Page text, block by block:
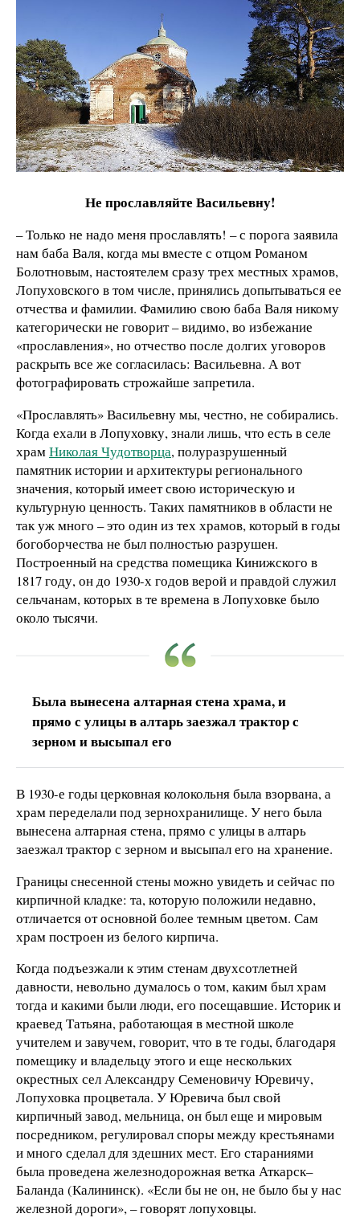
Не прославляйте Васильевну!
– Только не надо меня прославлять! – с порога заявила
нам баба Валя, когда мы вместе с отцом Романом
Болотновым, настоятелем сразу трех местных храмов,
Лопуховского в том числе, принялись допытываться ее
отчества и фамилии. Фамилию свою баба Валя никому
категорически не говорит – видимо, во избежание
«прославления», но отчество после долгих уговоров
раскрыть все же согласилась: Васильевна. А вот
фотографировать строжайше запретила.
«Прославлять» Васильевну мы, честно, не собирались.
Когда ехали в Лопуховку, знали лишь, что есть в селе
храмНиколая Чудотворца, полуразрушенный
памятник истории и архитектуры регионального
значения, который имеет свою историческую и
культурную ценность. Таких памятников в области не
так уж много – это один из тех храмов, который в годы
богоборчества не был полностью разрушен.
Построенный на средства помещика Кинижского в
1817 году, он до 1930-х годов верой и правдой служил
сельчанам, которых в те времена в Лопуховке было
около тысячи.
Была вынесена алтарная стена храма, и
прямо с улицы в алтарь заезжал трактор с
зерном и высыпал его
В 1930-е годы церковная колокольня была взорвана, а
храм переделали под зернохранилище. У него была
вынесена алтарная стена, прямо с улицы в алтарь
заезжал трактор с зерном и высыпал его на хранение.
Границы снесенной стены можно увидеть и сейчас по
кирпичной кладке: та, которую положили недавно,
отличается от основной более темным цветом. Сам
храм построен из белого кирпича.
Когда подъезжали к этим стенам двухсотлетней
давности, невольно думалось о том, каким был храм
тогда и какими были люди, его посещавшие. Историк и
краевед Татьяна, работающая в местной школе
учителем и завучем, говорит, что в те годы, благодаря
помещику и владельцу этого и еще нескольких
окрестных сел Александру Семеновичу Юревичу,
Лопуховка процветала. У Юревича был свой
кирпичный завод, мельница, он был еще и мировым
посредником, регулировал споры между крестьянами
и много сделал для здешних мест. Его стараниями
была проведена железнодорожная ветка Аткарск–
Баланда (Калининск). «Если бы не он, не было бы у нас
железной дороги», – говорят лопуховцы.